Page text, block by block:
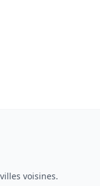
voisines.